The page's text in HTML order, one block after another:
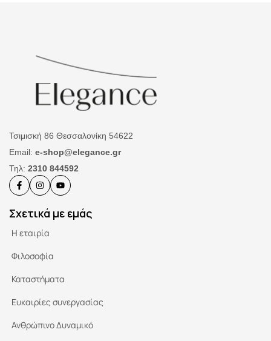
Τσιμισκή 86 Θεσσαλονίκη 54622
Email: e-shop@elegance.gr
Τηλ: 2310 844592
Σχετικά με εμάς
Η εταιρία
Φιλοσοφία
Καταστήματα
Ευκαιρίες συνεργασίας
Ανθρώπινο Δυναμικό